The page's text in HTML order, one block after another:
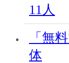
11人
「無
体